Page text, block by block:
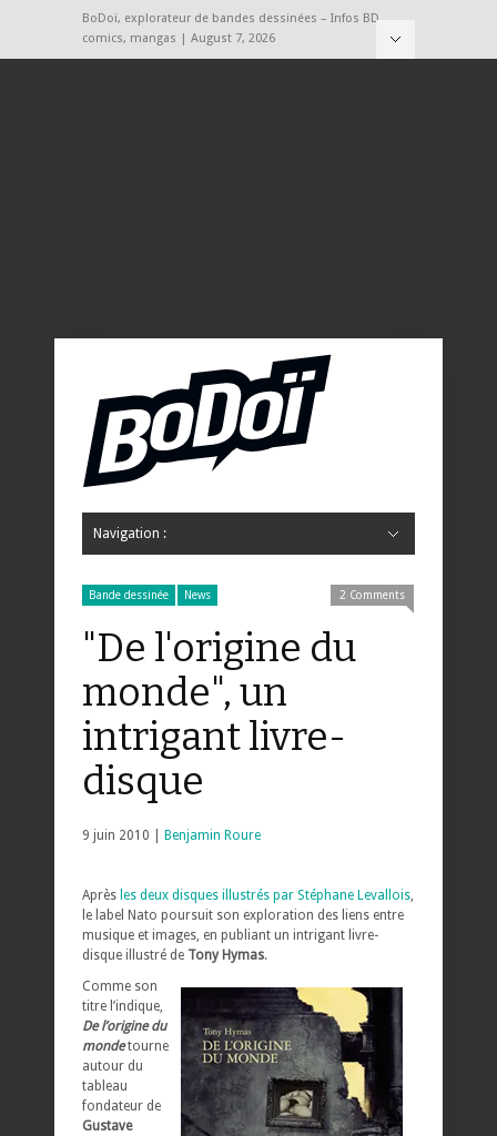
BoDoï, explorateur de bandes dessinées – Infos BD,
comics, mangas | August 7, 2026
Navigation :
Bande dessinée News 2 Comments
"De l'origine du
monde", un
intrigant livre-
disque
9 juin 2010 | Benjamin Roure
Après les deux disques illustrés par Stéphane Levallois
le label Nato poursuit son exploration des liens entre
musique et images, en publiant un intrigant livre-
disque illustré de Tony Hymas.
Comme son
titre l’indique,
De l’origine du
mondetourne
autour du
tableau
fondateur de
Gustave